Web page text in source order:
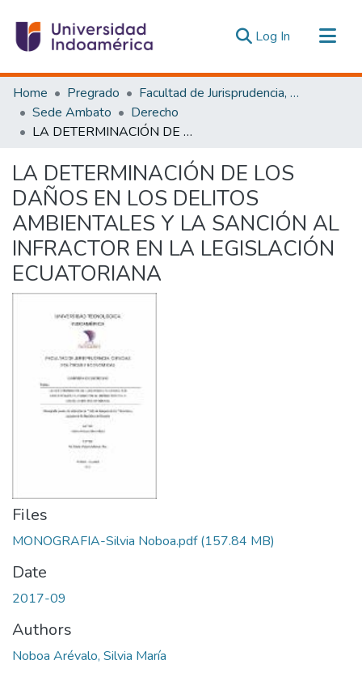
Log In (current)
Communities & Collections
All of DSpace
Statistics
Home Pregrado
Facultad de Jurisprudencia, Ciencias Políticas y Económicas
Sede Ambato
Derecho
LA DETERMINACIÓN DE LOS DAÑOS EN LOS DELITOS AMBIENTALES Y LA SANCIÓN AL INFRACTOR EN LA LEGISLACIÓN ECUATORIANA
LA DETERMINACIÓN DE LOS
DAÑOS EN LOS DELITOS
AMBIENTALES Y LA SANCIÓN AL
INFRACTOR EN LA LEGISLACIÓN
ECUATORIANA
Files
MONOGRAFIA-Silvia Noboa.pdf(157.84 MB)
Date
2017-09
Authors
Noboa Arévalo, Silvia María